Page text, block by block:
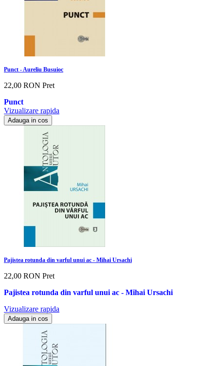
Punct - Aureliu Busuioc
22,00 RON Pret
Punct
Vizualizare rapida
Adauga in cos
Pajistea rotunda din varful unui ac - Mihai Ursachi
22,00 RON Pret
Pajistea rotunda din varful unui ac - Mihai Ursachi
Vizualizare rapida
Adauga in cos